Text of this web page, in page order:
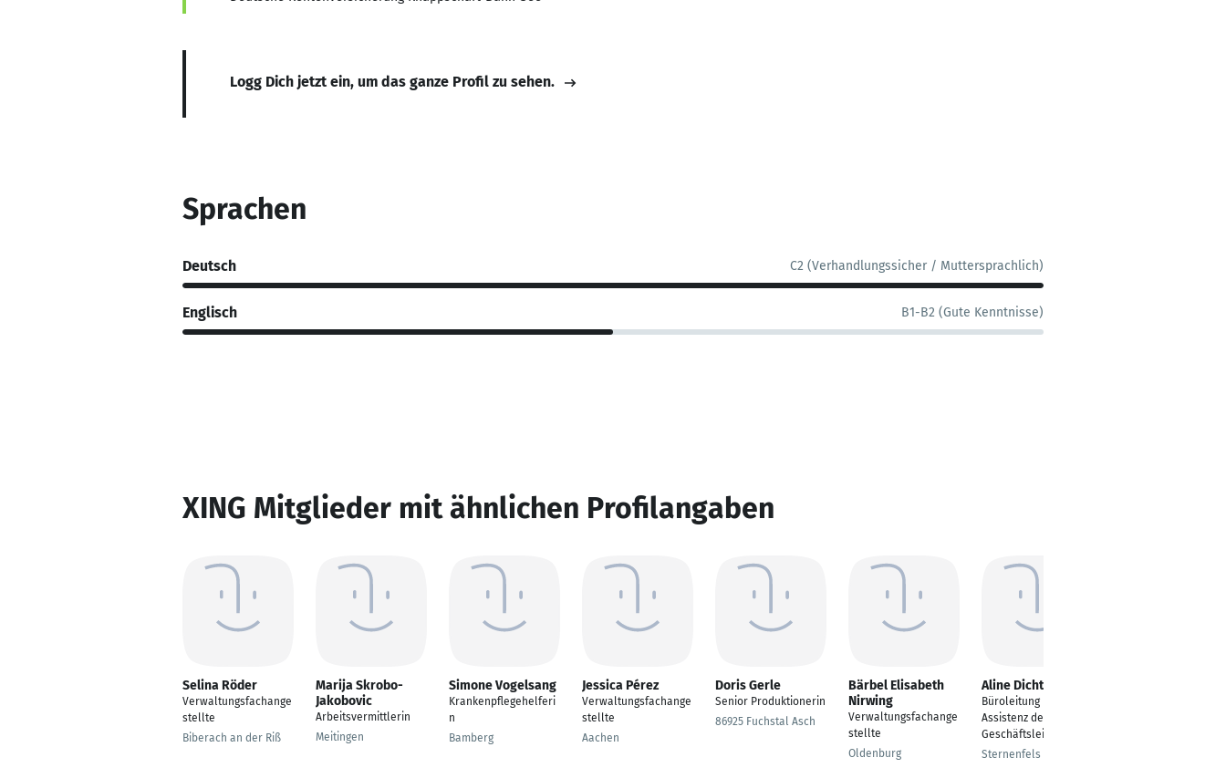
Logg Dich jetzt ein, um das ganze Profil zu sehen.
Sprachen
Deutsch C2 (Verhandlungssicher / Muttersprachlich)
Englisch B1-B2 (Gute Kenntnisse)
XING Mitglieder mit ähnlichen Profilangaben
Selina Röder
Verwaltungsfachange
stellte
Biberach an der Riß
Marija Skrobo-
Jakobovic
Arbeitsvermittlerin
Meitingen
Simone Vogelsang
Krankenpflegehelferi
n
Bamberg
Jessica Pérez
Verwaltungsfachange
stellte
Aachen
Doris Gerle
Senior Produktionerin
86925 Fuchstal Asch
Bärbel Elisabeth
Nirwing
Verwaltungsfachange
stellte
Oldenburg
Aline Dichtl
Büroleitung und
Assistenz der
Geschäftsleitung
Sternenfels